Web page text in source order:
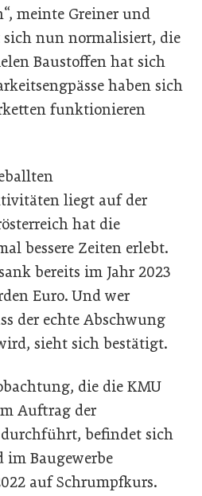
meinte Greiner und
sich nun normalisiert, die
Baustoffen hat sich
haben sich
funktionieren
liegt auf der
hat die
bessere Zeiten erlebt.
bereits im Jahr 2023
Euro. Und wer
der echte Abschwung
sieht sich bestätigt.
die die KMU
Auftrag der
befindet sich
im Baugewerbe
auf Schrumpfkurs.